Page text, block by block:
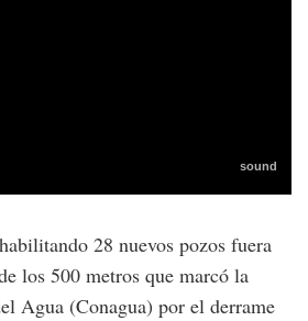
28 nuevos pozos fuera
los 500 metros que marcó la
Agua (Conagua) por el derrame